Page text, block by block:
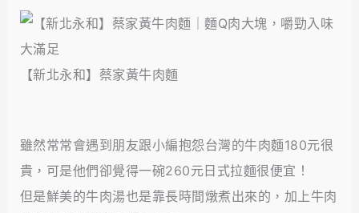
【新北永和】蔡家黃牛肉麵
雖然常常會遇到朋友跟小編抱怨台灣的牛肉麵180元很
貴，可是他們卻覺得一碗260元日式拉麵很便宜！
但是鮮美的牛肉湯也是靠長時間燉煮出來的，加上牛肉